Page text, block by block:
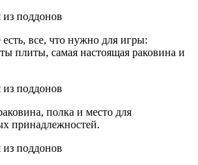
все, что нужно для игры:
плиты, самая настоящая раковина и
полка и место для
принадлежностей.